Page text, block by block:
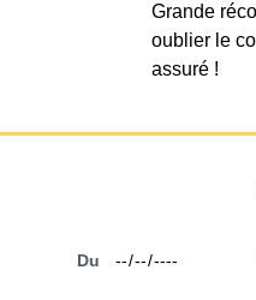
Grande
oublier le
assuré !
Du